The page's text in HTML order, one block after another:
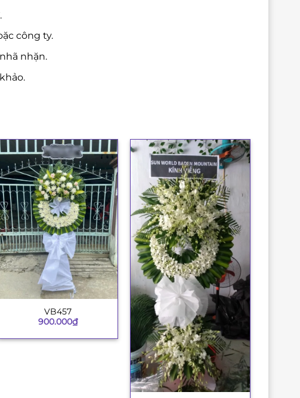
công ty.
nhặn.
VB457
900.000₫